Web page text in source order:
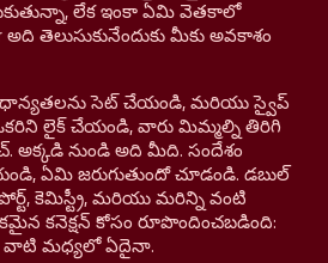
లేక ఇంకా ఏమి వెతకాలో
తెలుసుకునేందుకు మీకు అవకాశం
సెట్ చేయండి, మరియు స్వైప్
లైక్ చేయండి, వారు మిమ్మల్ని తిరిగి
అక్కడి నుండి అది మీది. సందేశం
ఏమి జరుగుతుందో చూడండి. డబుల్
కెమిస్ట్రీ, మరియు మరిన్ని వంటి
కనెక్షన్ కోసం రూపొందించబడింది:
వాటి మధ్యలో ఏదైనా.